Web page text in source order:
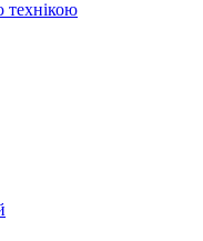
технікою